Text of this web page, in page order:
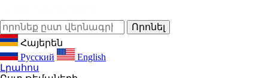
Հայերեն
Русский
English
Լրահոս